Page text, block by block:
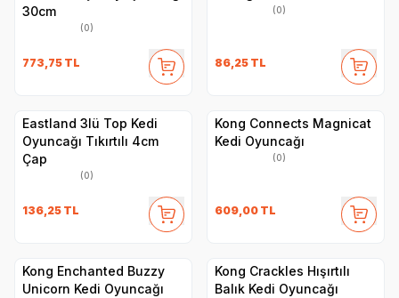
30cm
(0)
773,75 TL
(0)
86,25 TL
Eastland 3lü Top Kedi
Oyuncağı Tıkırtılı 4cm
Çap
(0)
136,25 TL
Kong Connects Magnicat
Kedi Oyuncağı
(0)
609,00 TL
Kong Enchanted Buzzy
Unicorn Kedi Oyuncağı
Kong Crackles Hışırtılı
Balık Kedi Oyuncağı